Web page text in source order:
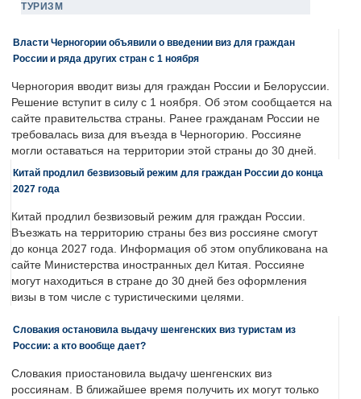
ТУРИЗМ
Власти Черногории объявили о введении виз для граждан
России и ряда других стран с 1 ноября
Черногория вводит визы для граждан России и Белоруссии.
Решение вступит в силу с 1 ноября. Об этом сообщается на
сайте правительства страны. Ранее гражданам России не
требовалась виза для въезда в Черногорию. Россияне
могли оставаться на территории этой страны до 30 дней.
Китай продлил безвизовый режим для граждан России до конца
2027 года
Китай продлил безвизовый режим для граждан России.
Въезжать на территорию страны без виз россияне смогут
до конца 2027 года. Информация об этом опубликована на
сайте Министерства иностранных дел Китая. Россияне
могут находиться в стране до 30 дней без оформления
визы в том числе с туристическими целями.
Словакия остановила выдачу шенгенских виз туристам из
России: а кто вообще дает?
Словакия приостановила выдачу шенгенских виз
россиянам. В ближайшее время получить их могут только